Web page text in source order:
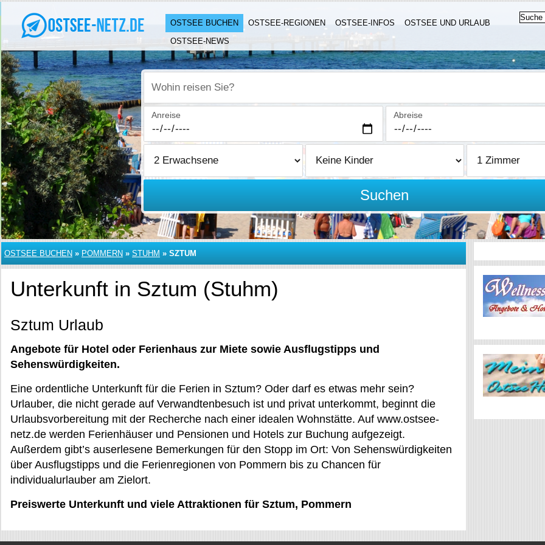
OSTSEE BUCHEN OSTSEE-REGIONEN OSTSEE-INFOS
OSTSEE UND URLAUB
OSTSEE-NEWS
Wohin reisen Sie?
Anreise Abreise
Suchen
OSTSEE BUCHEN » POMMERN » STUHM » SZTUM
Unterkunft in Sztum (Stuhm)
Sztum Urlaub
Angebote für Hotel oder Ferienhaus zur Miete sowie Ausflugstipps und
Sehenswürdigkeiten.
Eine ordentliche Unterkunft für die Ferien in Sztum? Oder darf es etwas mehr sein?
Urlauber, die nicht gerade auf Verwandtenbesuch ist und privat unterkommt, beginnt die
Urlaubsvorbereitung mit der Recherche nach einer idealen Wohnstätte. Auf www.ostsee-
netz.de werden Ferienhäuser und Pensionen und Hotels zur Buchung aufgezeigt.
Außerdem gibt’s auserlesene Bemerkungen für den Stopp im Ort: Von Sehenswürdigkeiten
über Ausflugstipps und die Ferienregionen von Pommern bis zu Chancen für
individualurlauber am Zielort.
Preiswerte Unterkunft und viele Attraktionen für Sztum, Pommern